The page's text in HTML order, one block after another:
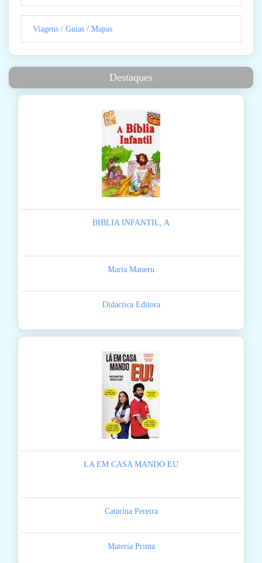
Viagens / Guias / Mapas
Destaques
BIBLIA INFANTIL, A
Maria Maneru
Didactica Editora
LA EM CASA MANDO EU
Catarina Pereira
Materia Prima